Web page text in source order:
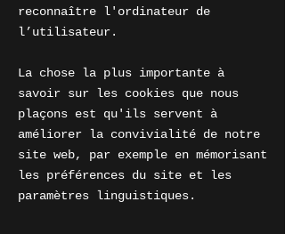
reconnaître l'ordinateur de
l’utilisateur.
La chose la plus importante à
savoir sur les cookies que nous
plaçons est qu'ils servent à
améliorer la convivialité de notre
site web, par exemple en mémorisant
les préférences du site et les
paramètres linguistiques.